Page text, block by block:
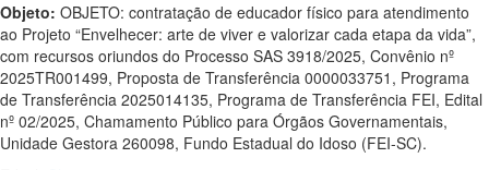
Objeto: OBJETO: contratação de educador físico para atendimento
ao Projeto “Envelhecer: arte de viver e valorizar cada etapa da vida”,
com recursos oriundos do Processo SAS 3918/2025, Convênio nº
2025TR001499, Proposta de Transferência 0000033751, Programa
de Transferência 2025014135, Programa de Transferência FEI, Edital
nº 02/2025, Chamamento Público para Órgãos Governamentais,
Unidade Gestora 260098, Fundo Estadual do Idoso (FEI-SC).